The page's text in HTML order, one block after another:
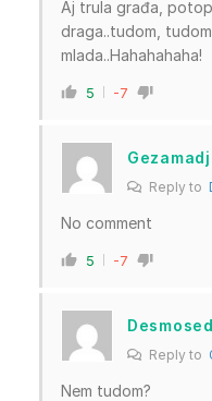
Aj trula građa,
draga..tudom,
mlada..Hahahahaha!
5 -7
Reply to
No comment
5 -7
Reply to
Nem tudom?